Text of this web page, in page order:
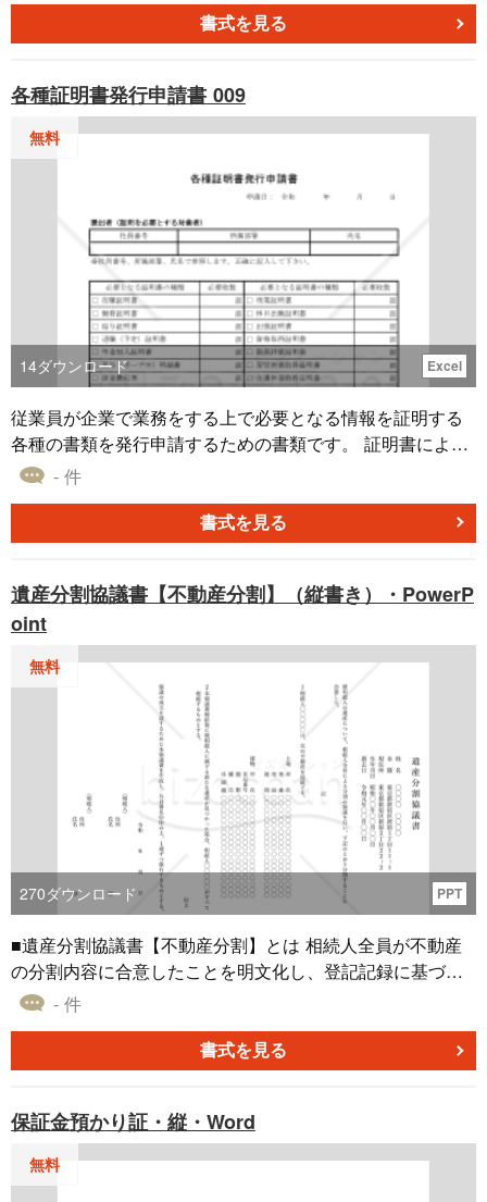
用できない状況になった場合に、契約を解除するために使
用される通知書です。 適宜ご編集の上でご利用いただけれ
です。
書式を見る
各種証明書発行申請書 009
無料
14ダウンロード Excel
従業員が企業で業務をする上で必要となる情報を証明する
各種の書類を発行申請するための書類です。 証明書によっ
て使用目的や提出先等が違うためにこの申請書には正しい
供と手続きの開始を促し法的要件の遵守と記録の確保を確
実にします。
- 件
書式を見る
遺産分割協議書【不動産分割】（縦書き）・PowerP
oint
無料
270ダウンロード PPT
■遺産分割協議書【不動産分割】とは 相続人全員が不動産
の分割内容に合意したことを明文化し、登記記録に基づく
正確な不動産情報を記載した書類です。 ■利用するシーン
異なる分割を行う場合に利用します。不動産の名義変更手
続きの際に必須となります。 ・不動産のみを相続するケー
場合に用います。 ・相続税の申告時に、取得した不動産の
内容を明確にする資料として協議書を添付する場面で活用
されます。 ■利用する目的 ・不動産の名義変更（相続登
- 件
書式を見る
保証金預かり証・縦・Word
無料